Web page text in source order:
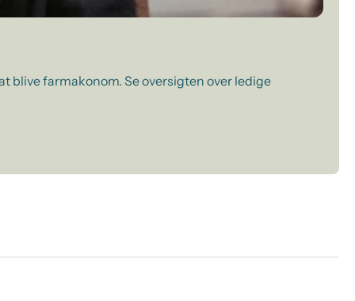
blive farmakonom. Se oversigten over ledige